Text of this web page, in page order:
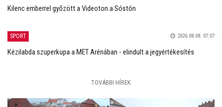
Kilenc emberrel győzött a Videoton a Sóstón
SPORT 2026.08.08. 07:07
Kézilabda szuperkupa a MET Arénában - elindult a jegyértékesítés
TOVÁBBI HÍREK